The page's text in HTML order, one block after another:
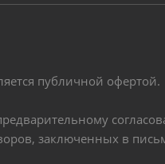
публичной офертой.
заключенных в